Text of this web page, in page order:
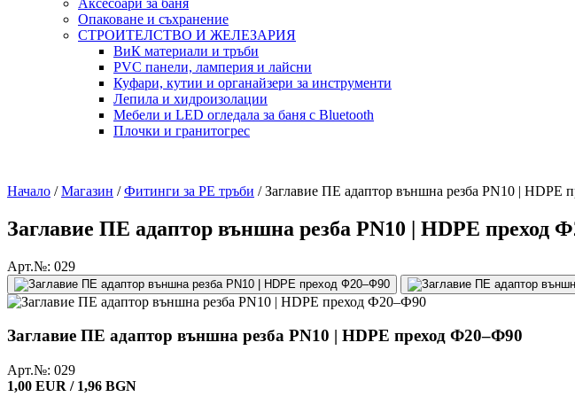
Опаковане и съхранение
СТРОИТЕЛСТВО И ЖЕЛЕЗАРИЯ
ВиК материали и тръби
PVC панели, ламперия и лайсни
Куфари, кутии и органайзери за инструменти
Лепила и хидроизолации
Мебели и LED огледала за баня с Bluetooth
Плочки и гранитогрес
Начало / Магазин / Фитинги за PE тръби / Заглавие ПЕ адаптор външна резба PN10 | HDPE
Заглавие ПЕ адаптор външна резба PN10 | HDPE преход
Арт.№: 029
Заглавие ПЕ адаптор външна резба PN10 | HDPE преход Ф20–Ф90
Арт.№: 029
1,00 EUR / 1,96 BGN